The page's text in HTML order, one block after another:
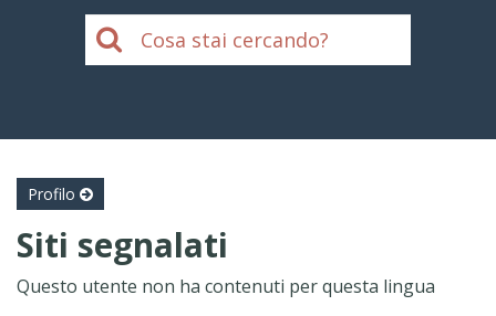
Profilo
Siti segnalati
Questo utente non ha contenuti per questa lingua